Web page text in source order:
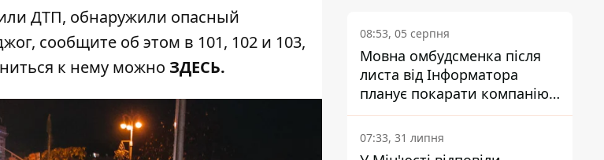
ДТП, обнаружили опасный
сообщите об этом в 101, 102 и 103,
к нему можно ЗДЕСЬ.
08:53, 05 серпня
Мовна омбудсменка після
листа від Інформатора
планує покарати компанію-
підрядника ПриватБанку
07:33, 31 липня